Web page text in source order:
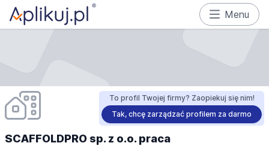
Menu
To profil Twojej firmy? Zaopiekuj się nim!
Tak, chcę zarządzać profilem za darmo
SCAFFOLDPRO sp. z o.o. praca